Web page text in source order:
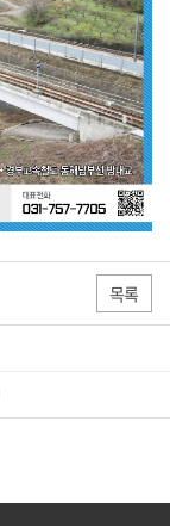
목록